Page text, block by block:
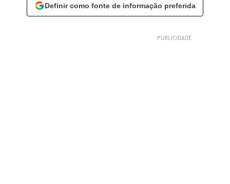
Definir como fonte de informação preferida